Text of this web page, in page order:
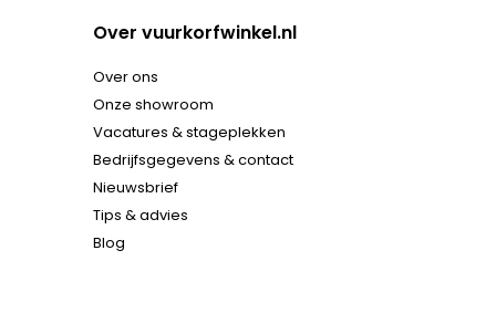
Over vuurkorfwinkel.nl
Over ons
Onze showroom
Vacatures & stageplekken
Bedrijfsgegevens & contact
Nieuwsbrief
Tips & advies
Blog